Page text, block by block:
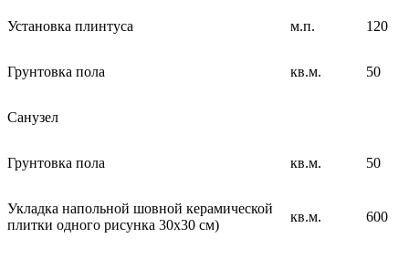
Установка плинтуса м.п. 120
Грунтовка пола кв.м. 50
Санузел
Грунтовка пола кв.м. 50
Укладка напольной шовной керамической
плитки одного рисунка 30х30 см)
кв.м. 600